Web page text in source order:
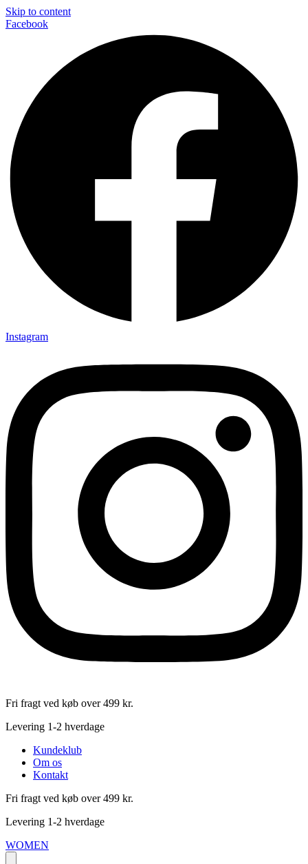
Skip to content
Facebook
Instagram
Fri fragt ved køb over 499 kr.
Levering 1-2 hverdage
Kundeklub
Om os
Kontakt
Fri fragt ved køb over 499 kr.
Levering 1-2 hverdage
WOMEN